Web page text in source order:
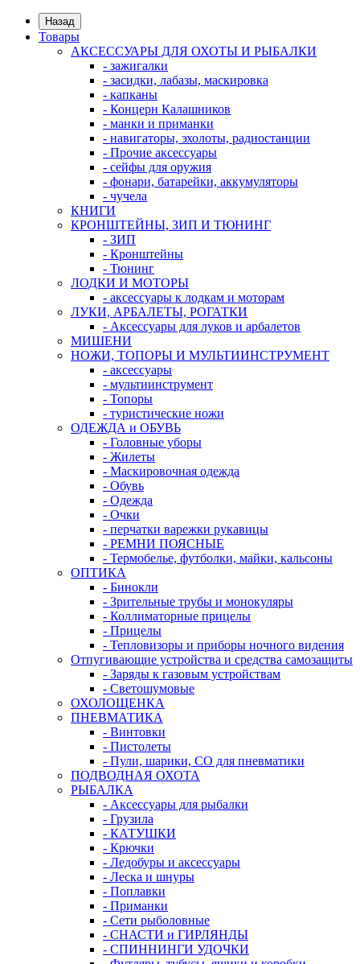
Назад
Товары
АКСЕССУАРЫ ДЛЯ ОХОТЫ И РЫБАЛКИ
- зажигалки
- засидки, лабазы, маскировка
- капканы
- Концерн Калашников
- манки и приманки
- навигаторы, эхолоты, радиостанции
- Прочие аксессуары
- сейфы для оружия
- фонари, батарейки, аккумуляторы
- чучела
КНИГИ
КРОНШТЕЙНЫ, ЗИП И ТЮНИНГ
- ЗИП
- Кронштейны
- Тюнинг
ЛОДКИ И МОТОРЫ
- аксессуары к лодкам и моторам
ЛУКИ, АРБАЛЕТЫ, РОГАТКИ
- Аксессуары для луков и арбалетов
МИШЕНИ
НОЖИ, ТОПОРЫ И МУЛЬТИИНСТРУМЕНТ
- аксессуары
- мультиинструмент
- Топоры
- туристические ножи
ОДЕЖДА и ОБУВЬ
- Головные уборы
- Жилеты
- Маскировочная одежда
- Обувь
- Одежда
- Очки
- перчатки варежки рукавицы
- РЕМНИ ПОЯСНЫЕ
- Термобелье, футболки, майки, кальсоны
ОПТИКА
- Бинокли
- Зрительные трубы и монокуляры
- Коллиматорные прицелы
- Прицелы
- Тепловизоры и приборы ночного видения
Отпугивающие устройства и средства самозащиты
- Заряды к газовым устройствам
- Светошумовые
ОХОЛОЩЕНКА
ПНЕВМАТИКА
- Винтовки
- Пистолеты
- Пули, шарики, СО для пневматики
ПОДВОДНАЯ ОХОТА
РЫБАЛКА
- Аксессуары для рыбалки
- Грузила
- КАТУШКИ
- Крючки
- Ледобуры и аксессуары
- Леска и шнуры
- Поплавки
- Приманки
- Сети рыболовные
- СНАСТИ и ГИРЛЯНДЫ
- СПИННИНГИ УДОЧКИ